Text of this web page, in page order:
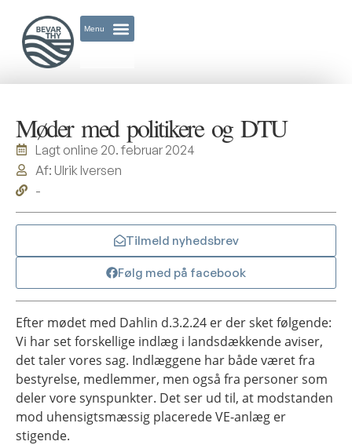
Møder med politikere og DTU
Lagt online 20. februar 2024
Af: Ulrik Iversen
-
Tilmeld nyhedsbrev
Følg med på facebook
Efter mødet med Dahlin d.3.2.24 er der sket følgende:
Vi har set forskellige indlæg i landsdækkende aviser,
det taler vores sag. Indlæggene har både været fra
bestyrelse, medlemmer, men også fra personer som
deler vore synspunkter. Det ser ud til, at modstanden
mod uhensigtsmæssig placerede VE-anlæg er
stigende.